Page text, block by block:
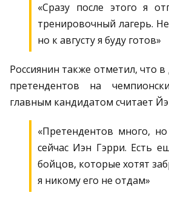
«Сразу после этого я
тренировочный лагерь.
но к августу я буду готов»
Россиянин также отметил, что
претендентов на
главным кандидатом считает
«Претендентов много,
сейчас Иэн Гэрри. Есть
бойцов, которые хотят
я никому его не отдам»